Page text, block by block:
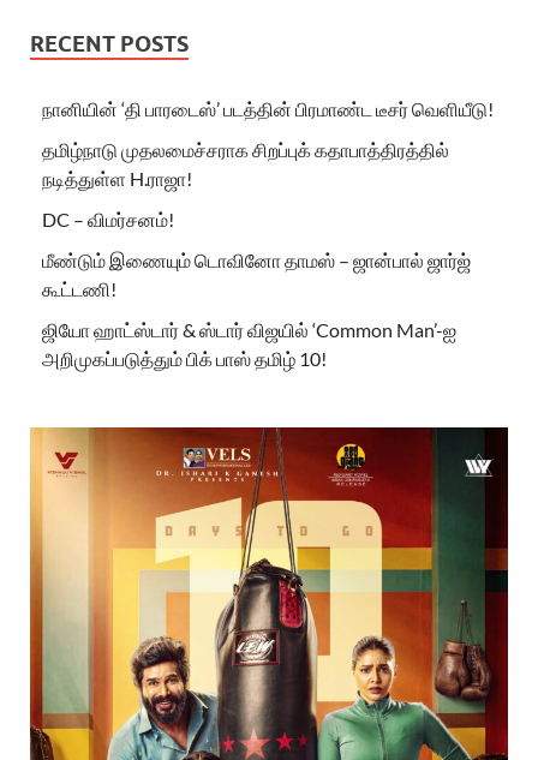
RECENT POSTS
நானியின் ‘தி பாரடைஸ்’ படத்தின் பிரமாண்ட டீசர் வெளியீடு!
தமிழ்நாடு முதலமைச்சராக சிறப்புக் கதாபாத்திரத்தில்
நடித்துள்ள H.ராஜா!
DC – விமர்சனம்!
மீண்டும் இணையும் டொவினோ தாமஸ் – ஜான்பால் ஜார்ஜ்
கூட்டணி!
ஜியோ ஹாட்ஸ்டார் & ஸ்டார் விஜயில் ‘Common Man’-ஐ
அறிமுகப்படுத்தும் பிக் பாஸ் தமிழ் 10!